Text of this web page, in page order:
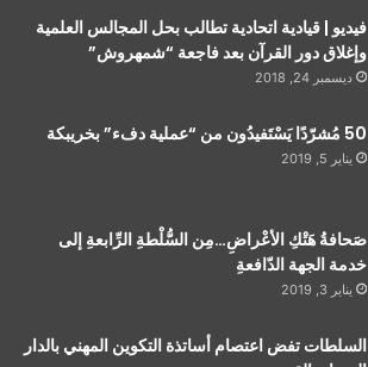
فيديو | قيادية اتحادية تطالب بحل المجالس العلمية
وإغلاق دور القرآن بعد فاجعة “شمهروش”
ديسمبر 24, 2018
50 مُشرّدًا يَسْتَفيدُون من “عملية دفء” بخريبكة
يناير 5, 2019
صَحافةُ هَتْكِ الأعْراضِ…مِن السُّلْطةِ الرِّابعةِ إلى
خدمة الجهة الدّافعةِ
يناير 3, 2019
السلطات تفض اعتصام أساتذة التكوين المهني بالدار